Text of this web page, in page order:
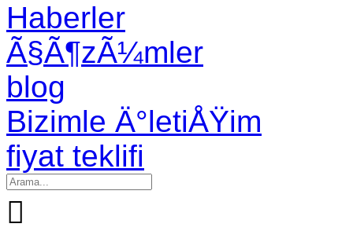
Haberler
Ã§Ã¶zÃ¼mler
blog
Bizimle Ä°letiÅŸim
fiyat teklifi
